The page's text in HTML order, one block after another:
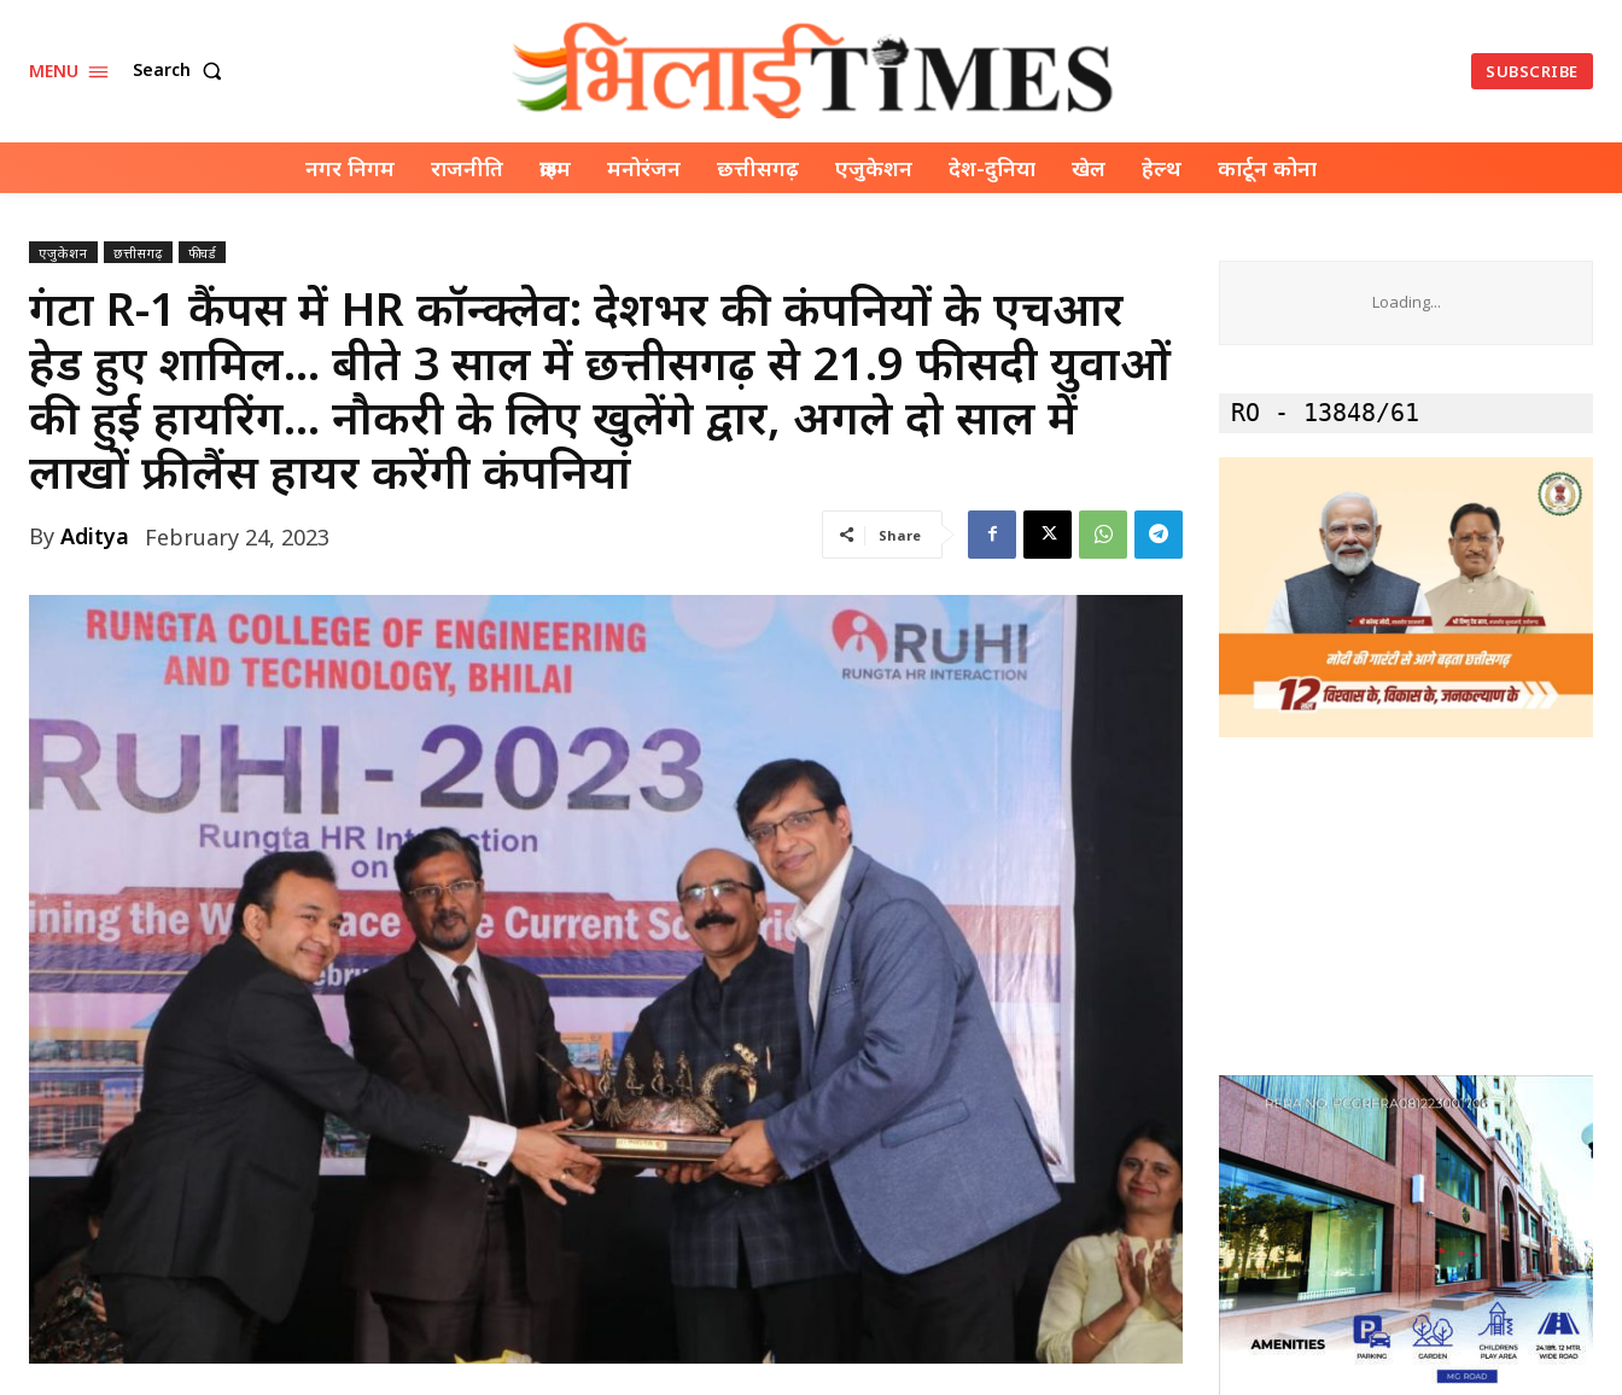
MENU Search SUBSCRIBE
नगर निगम राजनीति क्राइम मनोरंजन छत्तीसगढ़ एजुकेशन देश-दुनिया खेल हेल्थ कार्टून कोना
एजुकेशन छत्तीसगढ़ फीचर्ड
रूंगटा R-1 कैंपस में HR कॉन्क्लेव: देशभर की कंपनियों के एचआर
हेड हुए शामिल… बीते 3 साल में छत्तीसगढ़ से 21.9 फीसदी युवाओं
की हुई हायरिंग… नौकरी के लिए खुलेंगे द्वार, अगले दो साल में
लाखों फ्रीलैंस हायर करेंगी कंपनियां
By Aditya February 24, 2023 Share
Loading...
RO - 13848/61